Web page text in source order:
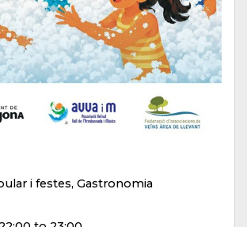
i festes, Gastronomia